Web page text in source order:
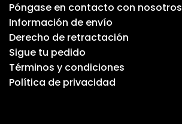
Póngase en contacto con nosotros
Información de envío
Derecho de retractación
Sigue tu pedido
Términos y condiciones
Política de privacidad